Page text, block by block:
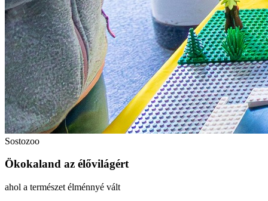
Sostozoo
Ökokaland az élővilágért
ahol a természet élménnyé vált